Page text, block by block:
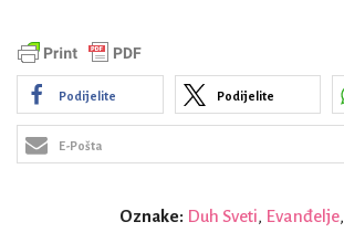
Podijelite Podijelite
E-Pošta
Oznake: Duh Sveti, Evanđelje,